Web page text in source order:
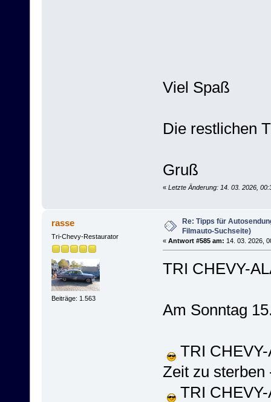
Viel Spaß
Die restlichen
Gruß
« Letzte Änderung: 14. 03. 2026,
rasse
Tri-Chevy-Restaurator
Beiträge: 1.563
Re: Tipps für
Filmauto-Suchseite)
« Antwort #585 am: 14. 03. 2026,
TRI CHEVY-
Am Sonntag
TRI CHEVY-
Zeit zu sterben
TRI CHEVY-